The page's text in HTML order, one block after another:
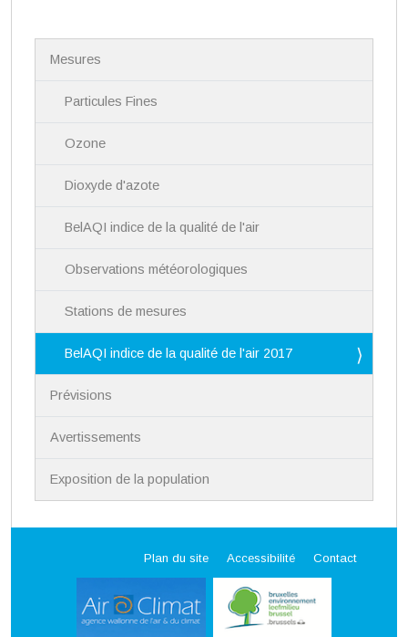
Mesures
Particules Fines
Ozone
Dioxyde d'azote
BelAQI indice de la qualité de l'air
Observations météorologiques
Stations de mesures
BelAQI indice de la qualité de l'air 2017
Prévisions
Avertissements
Exposition de la population
Plan du site Accessibilité Contact